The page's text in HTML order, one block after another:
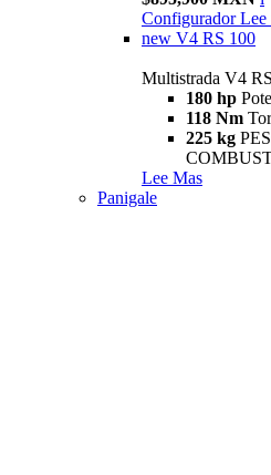
Configurador Lee
new V4 RS 100
Multistrada V4
180 hp
118 Nm
225 kg
Lee Mas
Panigale